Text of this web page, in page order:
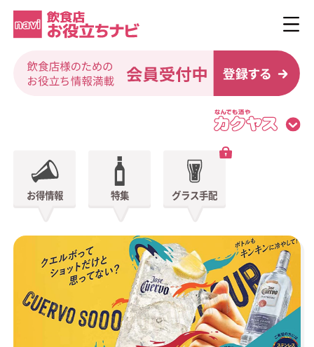
お得情報 特集 グラス手配